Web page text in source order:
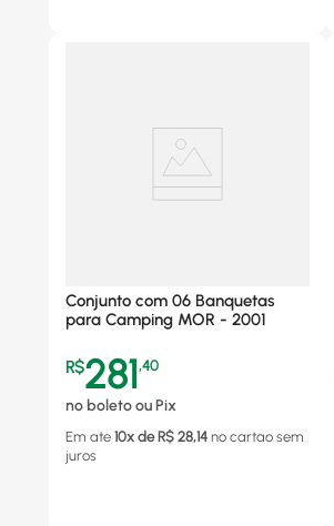
Conjunto com 06 Banquetas
para Camping MOR - 2001
R$281,40
no boleto ou Pix
Em ate 10x de R$ 28,14 no cartao sem
juros